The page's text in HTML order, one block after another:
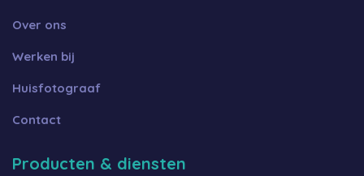
Over ons
Werken bij
Huisfotograaf
Contact
Producten & diensten